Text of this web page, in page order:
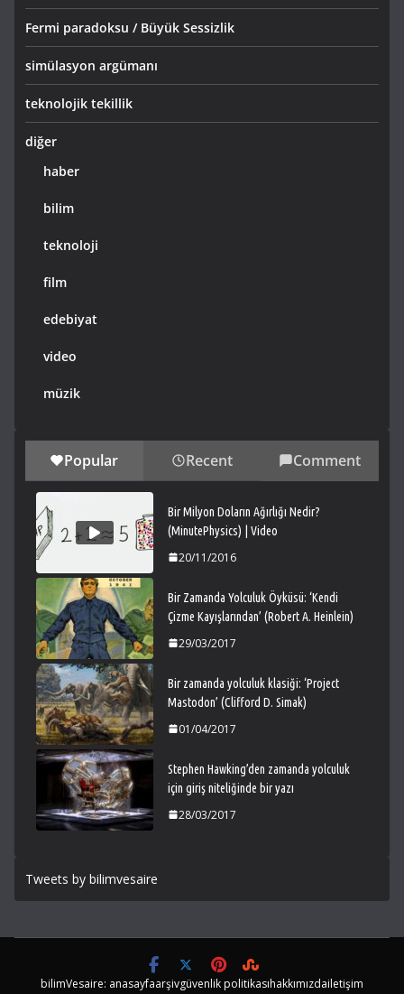
Fermi paradoksu / Büyük Sessizlik
simülasyon argümanı
teknolojik tekillik
diğer
haber
bilim
teknoloji
film
edebiyat
video
müzik
Popular Recent Comment
Bir Milyon Doların Ağırlığı Nedir?
(MinutePhysics) | Video
20/11/2016
Bir Zamanda Yolculuk Öyküsü: ‘Kendi
Çizme Kayışlarından’ (Robert A. Heinlein)
29/03/2017
Bir zamanda yolculuk klasiği: ‘Project
Mastodon’ (Clifford D. Simak)
01/04/2017
Stephen Hawking’den zamanda yolculuk
için giriş niteliğinde bir yazı
28/03/2017
Tweets by bilimvesaire
bilimVesaire: anasayfaarşivgüvenlik politikasıhakkımızdailetişim